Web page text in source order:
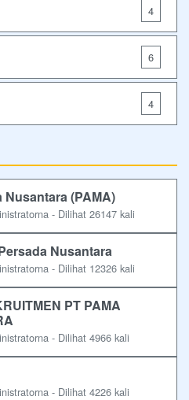
4
6
4
Nusantara (PAMA)
- Dilihat 26147 kali
Nusantara
- Dilihat 12326 kali
PT PAMA
- Dilihat 4966 kali
- Dilihat 4226 kali